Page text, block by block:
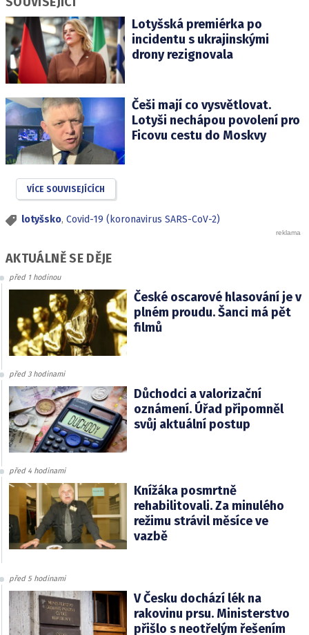
Lotyšská premiérka po
incidentu s ukrajinskými
drony rezignovala
Češi mají co vysvětlovat.
Lotyši nechápou povolení pro
Ficovu cestu do Moskvy
VÍCE SOUVISEJÍCÍCH
lotyšsko, Covid-19 (koronavirus SARS-CoV-2)
AKTUÁLNĚ SE DĚJE
před 1 hodinou
České oscarové hlasování je v
plném proudu. Šanci má pět
filmů
před 3 hodinami
Důchodci a valorizační
oznámení. Úřad připomněl
svůj aktuální postup
před 4 hodinami
Knížáka posmrtně
rehabilitovali. Za minulého
režimu strávil měsíce ve
vazbě
před 5 hodinami
V Česku dochází lék na
rakovinu prsu. Ministerstvo
přišlo s neotřelým řešením